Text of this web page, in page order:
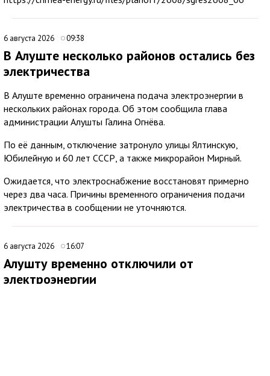
6 августа 2026 09:38
В Алуште несколько районов остались без
электричества
В Алуште временно ограничена подача электроэнергии в
нескольких районах города. Об этом сообщила глава
администрации Алушты Галина Огнёва.
По её данным, отключение затронуло улицы Ялтинскую,
Юбилейную и 60 лет СССР, а также микрорайон Мирный.
Ожидается, что электроснабжение восстановят примерно
через два часа. Причины временного ограничения подачи
электричества в сообщении не уточняются.
6 августа 2026 16:07
Алушту временно отключили от
электроэнергии